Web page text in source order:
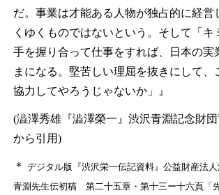
だ。事業は才能ある人物が独占的に経営
くゆくものではないという。そして「キ
手を握り合って仕事をすれば、日本の実
まになる。堅苦しい理屈を抜きにして、
協力してやろうじゃないか」』
(澁澤秀雄『澁澤榮一』渋沢青淵記念財
から引用)
＊ デジタル版『渋沢栄一伝記資料』公益財産法人
青淵先生伝初稿 第二十五章・第十三ー十六頁「